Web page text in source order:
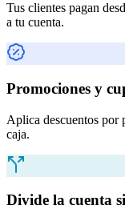
Tus clientes pagan
a tu cuenta.
Promociones y
Aplica descuentos por
caja.
Divide la cuenta